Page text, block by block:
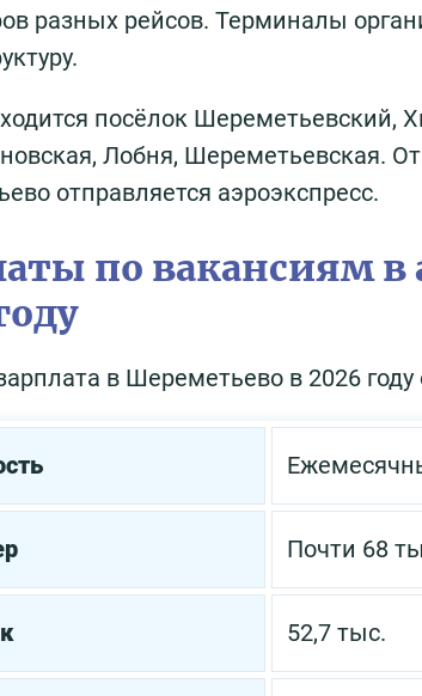
разных рейсов. Терминалы
посёлок Шереметьевский,
Лобня, Шереметьевская.
отправляется аэроэкспресс.
по вакансиям в
в Шереметьево в 2026 году
Почти 68
52,7 тыс.